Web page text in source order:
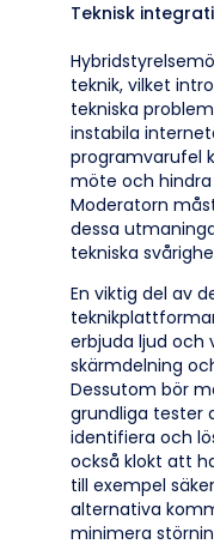
Teknisk
teknik, vilket
tekniska
instabila
programvarufel
möte och
Moderatorn
dessa
tekniska
En viktig del av
erbjuda ljud och
skärmdelning
Dessutom bör
grundliga tester
identifiera och
också klokt att
till exempel
alternativa
minimera